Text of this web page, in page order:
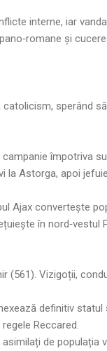
interne, iar
și
sperând
împotriva
la Astorga, apoi
Ajax convertește
în nord‑vestul
(561). Vizigoții,
definitiv statul
Reccared.
de populația